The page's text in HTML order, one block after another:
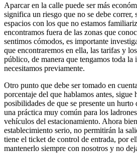
Aparcar en la calle puede ser más
significa un riesgo que no se debe correr,
espacios con los que no estamos
encontramos fuera de las zonas que
sentimos cómodos, es importante
que encontraremos en ella, las tarifas y
público, de manera que tengamos toda la
necesitamos previamente.
Otro punto que debe ser tomado en
porcentaje del que hablamos antes, sigue
posibilidades de que se presente un
una práctica muy común para los
vehículos del estacionamiento. Ahora
establecimiento serio, no permitirán la
tiene el ticket de control de entrada, por
mantenerlo siempre con nosotros y no